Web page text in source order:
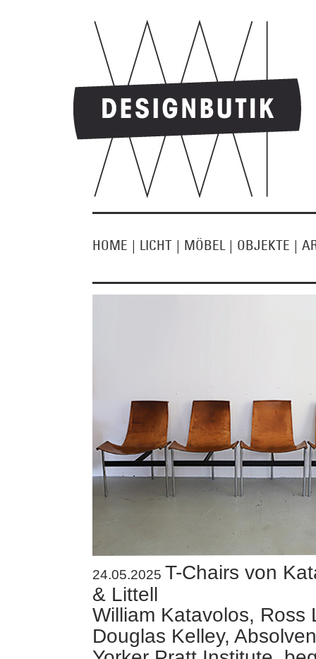
HOME | LICHT | MÖBEL | OBJEKTE |
24.05.2025 T-Chairs von
& Littell
William Katavolos, Ross
Douglas Kelley,